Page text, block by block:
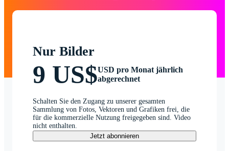
Nur Bilder
9 US$USD pro Monat jährlich
abgerechnet
Schalten Sie den Zugang zu unserer gesamten
Sammlung von Fotos, Vektoren und Grafiken frei, die
für die kommerzielle Nutzung freigegeben sind. Video
nicht enthalten.
Jetzt abonnieren